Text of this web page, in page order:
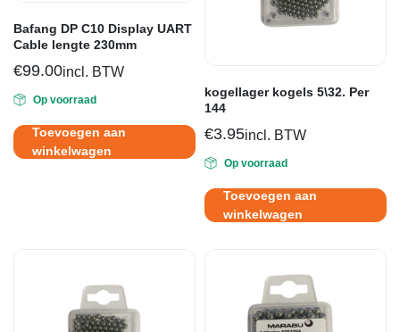
Bafang DP C10 Display UART
Cable lengte 230mm
€99.00incl. BTW
Op voorraad
Toevoegen aan
winkelwagen
kogellager kogels 5\32. Per
144
€3.95incl. BTW
Op voorraad
Toevoegen aan
winkelwagen